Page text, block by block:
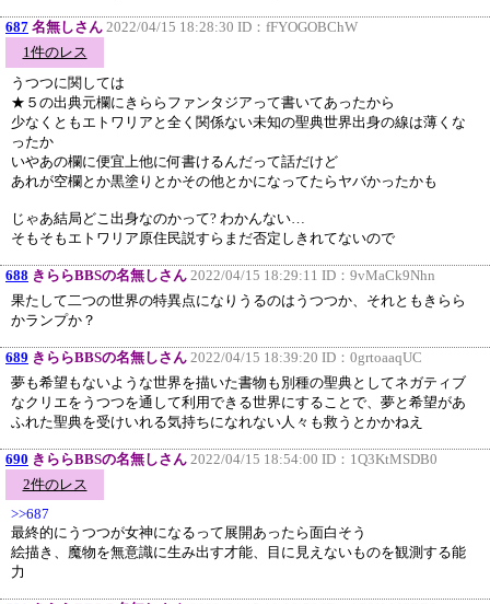
687 名無しさん 2022/04/15 18:28:30 ID： fFYOGOBChW
1件のレス
うつつに関しては
★５の出典元欄にきららファンタジアって書いてあったから
少なくともエトワリアと全く関係ない未知の聖典世界出身の線は薄くな
ったか
いやあの欄に便宜上他に何書けるんだって話だけど
あれが空欄とか黒塗りとかその他とかになってたらヤバかったかも
じゃあ結局どこ出身なのかって? わかんない…
そもそもエトワリア原住民説すらまだ否定しきれてないので
688 きららBBSの名無しさん 2022/04/15 18:29:11 ID： 9vMaCk9Nhn
果たして二つの世界の特異点になりうるのはうつつか、それともきらら
かランプか？
689 きららBBSの名無しさん 2022/04/15 18:39:20 ID： 0grtoaaqUC
夢も希望もないような世界を描いた書物も別種の聖典としてネガティブ
なクリエをうつつを通して利用できる世界にすることで、夢と希望があ
ふれた聖典を受けいれる気持ちになれない人々も救うとかかねえ
690 きららBBSの名無しさん 2022/04/15 18:54:00 ID： 1Q3KtMSDB0
2件のレス
>>687
最終的にうつつが女神になるって展開あったら面白そう
絵描き、魔物を無意識に生み出す才能、目に見えないものを観測する能
力